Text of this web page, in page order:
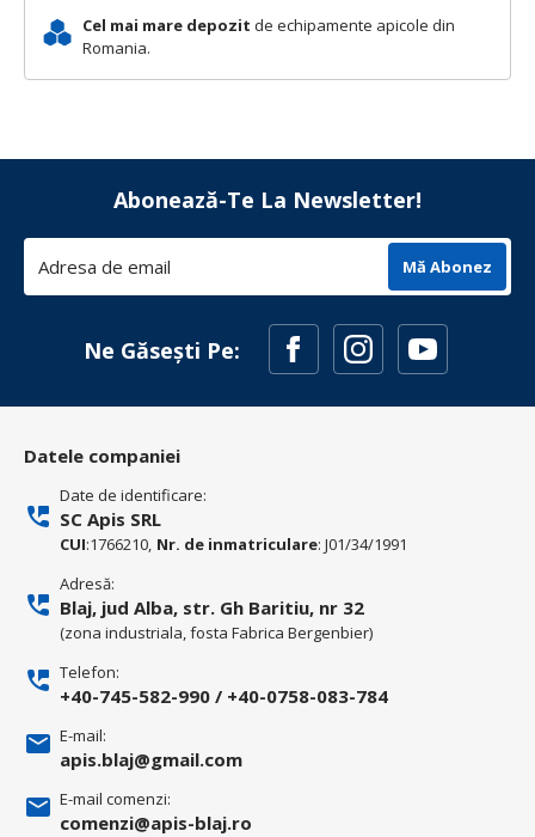
Cel mai mare depozit de echipamente apicole din
Romania.
Abonează-Te La Newsletter!
Mă Abonez
Ne Găsești Pe:
Datele companiei
Date de identificare:
SC Apis SRL
CUI:1766210, Nr. de inmatriculare: J01/34/1991
Adresă:
Blaj, jud Alba, str. Gh Baritiu, nr 32
(zona industriala, fosta Fabrica Bergenbier)
Telefon:
+40-745-582-990 / +40-0758-083-784
E-mail:
apis.blaj@gmail.com
E-mail comenzi:
comenzi@apis-blaj.ro